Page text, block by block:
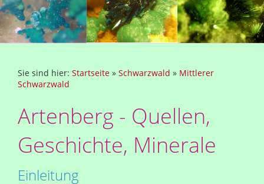
Sie sind hier: Startseite » Schwarzwald » Mittlerer
Schwarzwald
Artenberg - Quellen,
Geschichte, Minerale
Einleitung